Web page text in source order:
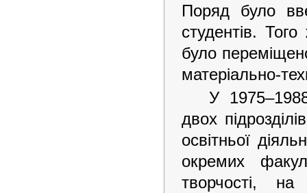
Поряд було
студентів.
було
матеріально-
У
двох
освітньої
окремих
творчості,